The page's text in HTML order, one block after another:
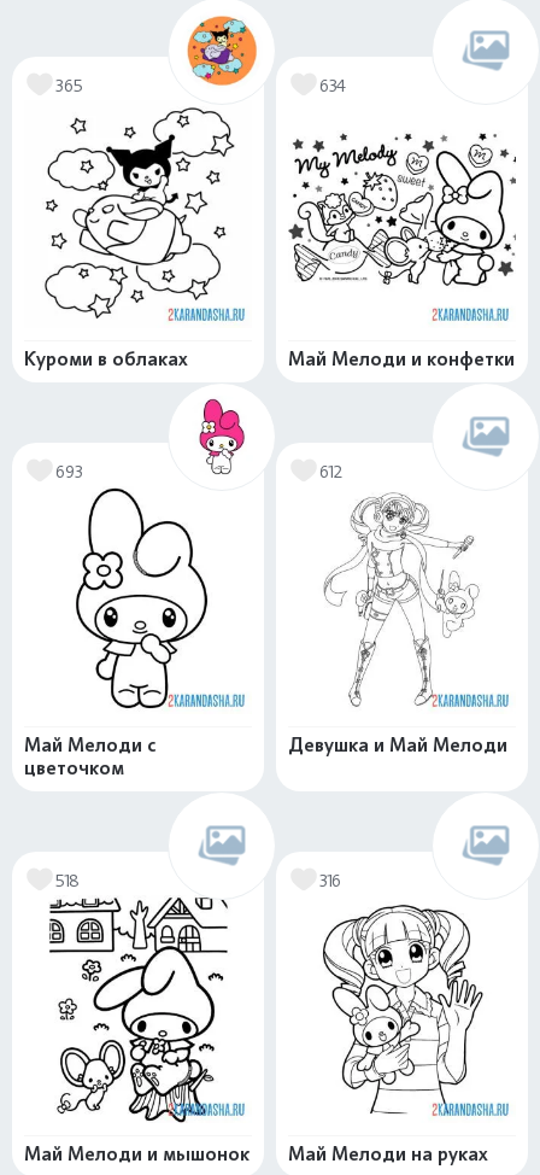
365
Куроми в облаках
634
Май Мелоди и конфетки
693
Май Мелоди с
цветочком
612
Девушка и Май Мелоди
518
Май Мелоди и мышонок
316
Май Мелоди на руках